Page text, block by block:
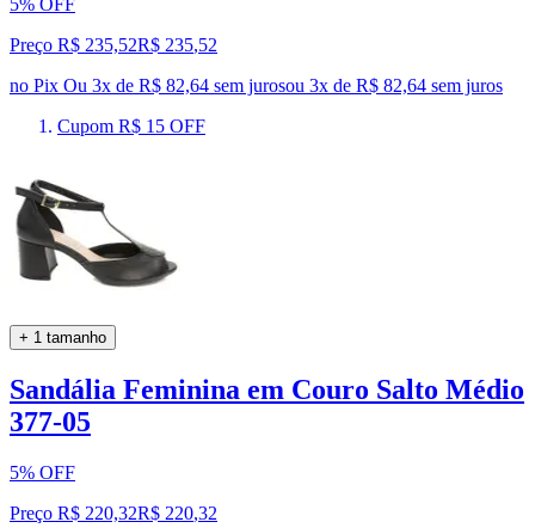
5% OFF
Preço R$ 235,52R$ 235,52
no Pix Ou 3x de R$ 82,64 sem jurosou 3x de R$ 82,64 sem juros
Cupom R$ 15 OFF
+ 1 tamanho
Sandália Feminina em Couro Salto Médio
377-05
5% OFF
Preço R$ 220,32R$ 220,32